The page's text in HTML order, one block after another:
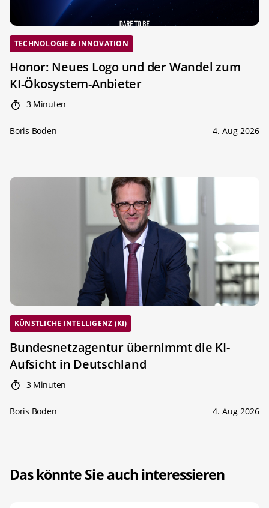
TECHNOLOGIE & INNOVATION
Honor: Neues Logo und der Wandel zum
KI-Ökosystem-Anbieter
3 Minuten
Boris Boden 4. Aug 2026
KÜNSTLICHE INTELLIGENZ (KI)
Bundesnetzagentur übernimmt die KI-
Aufsicht in Deutschland
3 Minuten
Boris Boden 4. Aug 2026
Das könnte Sie auch interessieren